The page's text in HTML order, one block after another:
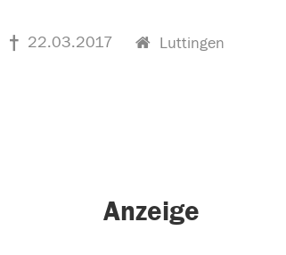
22.03.2017 Luttingen
Anzeige